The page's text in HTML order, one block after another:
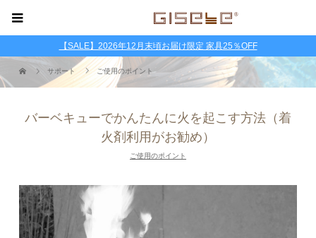
【SALE】2026年12月末頃お届け限定 家具25％OFF
サポート ご使用のポイント
バーベキューでかんたんに火を起こす方法（着
火剤利用がお勧め）
ご使用のポイント